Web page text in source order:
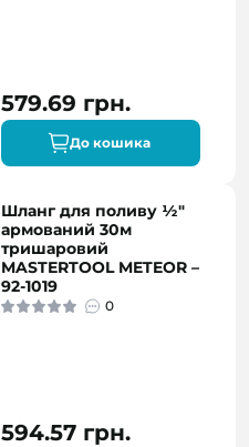
579.69 грн.
До кошика
Шланг для поливу ½"
армований 30м
тришаровий
MASTERTOOL METEOR –
92-1019
0
594.57 грн.